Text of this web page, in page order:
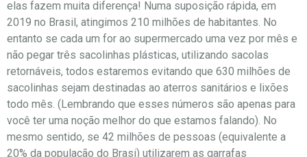
elas fazem muita diferença! Numa suposição rápida, em
2019 no Brasil, atingimos 210 milhões de habitantes. No
entanto se cada um for ao supermercado uma vez por mês e
não pegar três sacolinhas plásticas, utilizando sacolas
retornáveis, todos estaremos evitando que 630 milhões de
sacolinhas sejam destinadas ao aterros sanitários e lixões
todo mês. (Lembrando que esses números são apenas para
você ter uma noção melhor do que estamos falando). No
mesmo sentido, se 42 milhões de pessoas (equivalente a
20% da população do Brasi) utilizarem as garrafas